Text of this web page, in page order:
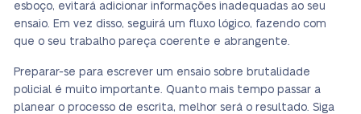
esboço, evitará adicionar informações inadequadas ao seu
ensaio. Em vez disso, seguirá um fluxo lógico, fazendo com
que o seu trabalho pareça coerente e abrangente.
Preparar-se para escrever um ensaio sobre brutalidade
policial é muito importante. Quanto mais tempo passar a
planear o processo de escrita, melhor será o resultado. Siga